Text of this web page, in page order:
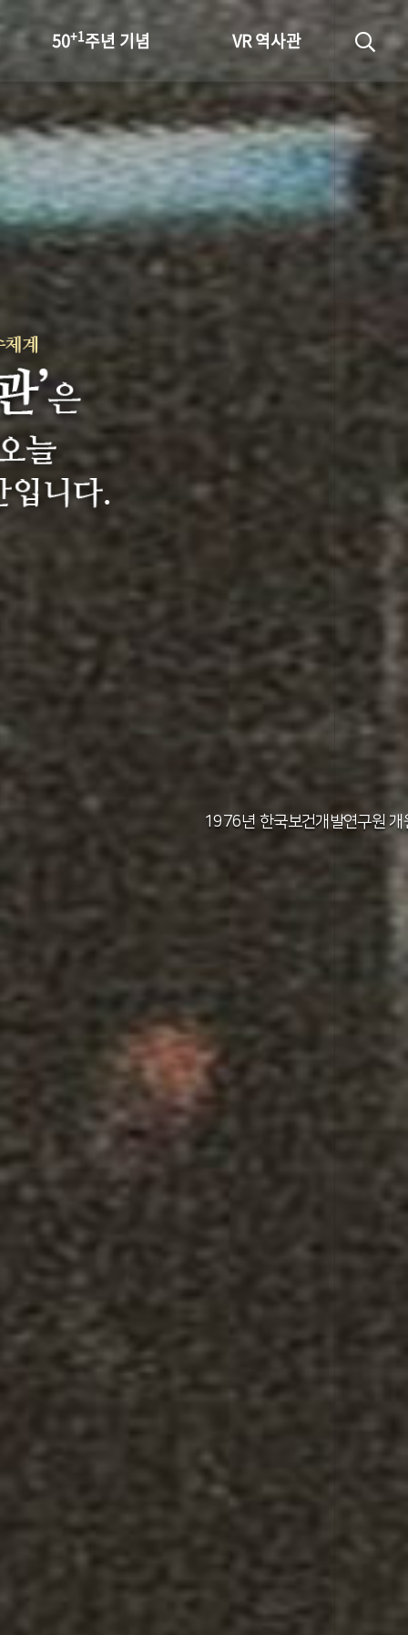
50+1주년 기념
성과 50선
숫자로 보는 50년
50 +1주년 광장
세계와 함께 한 KIHASA
VR 역사관
1971년 가족계획연구원
1976년 한국보건개발연구원 개
1982년 한국인구보건연구원 신청사 준
2012년 한국보건사회연구원 서울 청사
2011년 한국보건사회연구원 설립 40주년
2014년 한국보건사회연구원 세종 청사